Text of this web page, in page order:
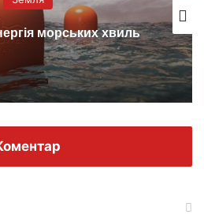
морських хвиль